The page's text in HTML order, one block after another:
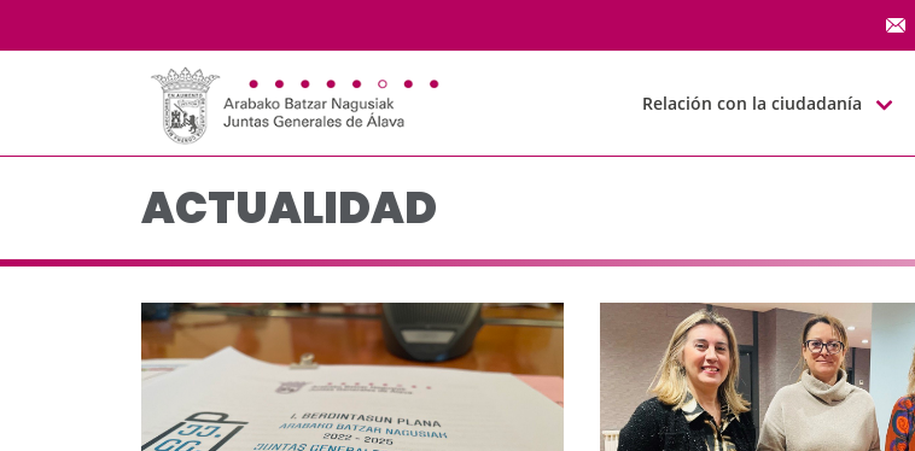
Relación con la ciudadanía
ACTUALIDAD